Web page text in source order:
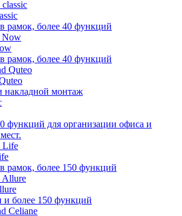
рамок, более 40 функций
рамок, более 40 функций
накладной монтаж
функций для организации офиса и
рамок, более 150 функций
и более 150 функций